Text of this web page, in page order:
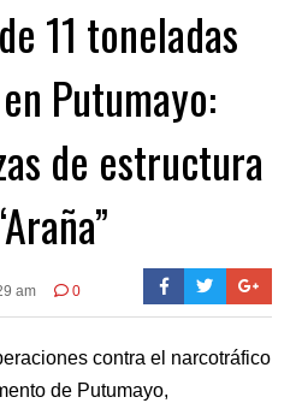
11 toneladas
Putumayo:
de estructura
am 0
contra el narcotráfico
de Putumayo,